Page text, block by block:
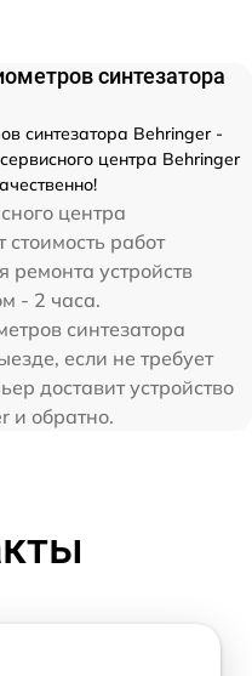
синтезатора
синтезатора Behringer -
центра Behringer
центра
стоимость работ
ремонта устройств
- 2 часа.
синтезатора
если не требует
доставит устройство
и обратно.